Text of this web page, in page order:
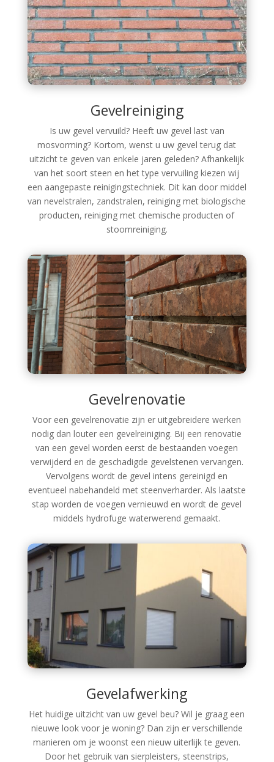
Gevelreiniging
Is uw gevel vervuild? Heeft uw gevel last van
mosvorming? Kortom, wenst u uw gevel terug dat
uitzicht te geven van enkele jaren geleden? Afhankelijk
van het soort steen en het type vervuiling kiezen wij
een aangepaste reinigingstechniek. Dit kan door middel
van nevelstralen, zandstralen, reiniging met biologische
producten, reiniging met chemische producten of
stoomreiniging.
Gevelrenovatie
Voor een gevelrenovatie zijn er uitgebreidere werken
nodig dan louter een gevelreiniging. Bij een renovatie
van een gevel worden eerst de bestaanden voegen
verwijderd en de geschadigde gevelstenen vervangen.
Vervolgens wordt de gevel intens gereinigd en
eventueel nabehandeld met steenverharder. Als laatste
stap worden de voegen vernieuwd en wordt de gevel
middels hydrofuge waterwerend gemaakt.
Gevelafwerking
Het huidige uitzicht van uw gevel beu? Wil je graag een
nieuwe look voor je woning? Dan zijn er verschillende
manieren om je woonst een nieuw uiterlijk te geven.
Door het gebruik van sierpleisters, steenstrips,